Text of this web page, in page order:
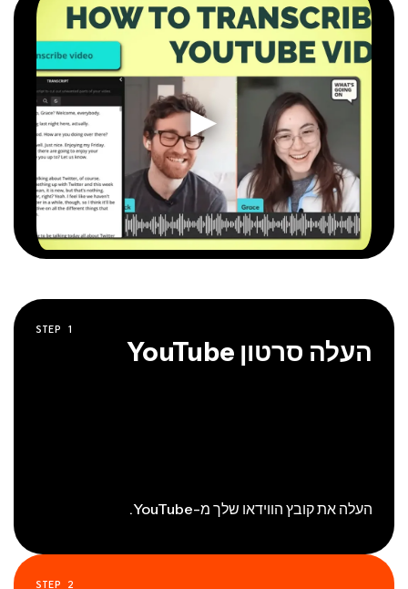
STEP 1
העלה סרטון YouTube
העלה את קובץ הווידאו שלך מ-YouTube.
STEP 2